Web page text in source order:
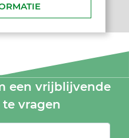
een vrijblijvende
vragen